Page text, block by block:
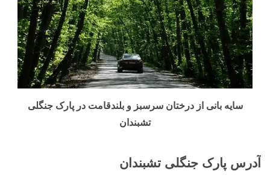
سایه بانی از درختان سرسبز و بلندقامت در پارک جنگلی
تشبندان
آدرس پارک جنگلی تشبندان